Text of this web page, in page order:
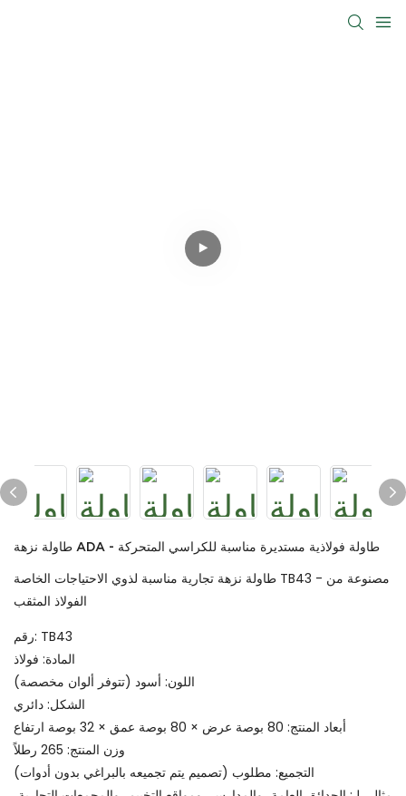
طاولة نزهة ADA - طاولة فولاذية مستديرة مناسبة للكراسي المتحركة
طاولة نزهة تجارية مناسبة لذوي الاحتياجات الخاصة TB43 - مصنوعة من
الفولاذ المثقب
رقم: TB43
المادة: فولاذ
اللون: أسود (تتوفر ألوان مخصصة)
الشكل: دائري
أبعاد المنتج: 80 بوصة عرض × 80 بوصة عمق × 32 بوصة ارتفاع
وزن المنتج: 265 رطلاً
التجميع: مطلوب (تصميم يتم تجميعه بالبراغي بدون أدوات)